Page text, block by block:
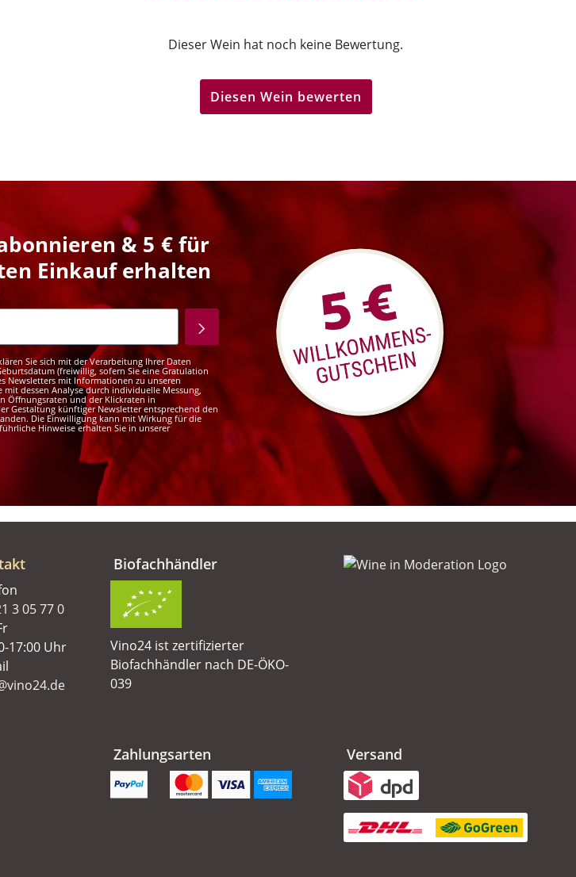
Dieser Wein hat noch keine Bewertung.
Diesen Wein bewerten
& 5 € für
Einkauf erhalten
Sie sich mit der Verarbeitung Ihrer Daten
(freiwillig, sofern Sie eine Gratulation
Newsletters mit Informationen zu unseren
dessen Analyse durch individuelle Messung,
Öffnungsraten und der Klickraten in
Gestaltung künftiger Newsletter entsprechend den
Die Einwilligung kann mit Wirkung für die
Hinweise erhalten Sie in unserer
3 05 77 0
17:00 Uhr
Biofachhändler
Vino24 ist zertifizierter
Biofachhändler nach DE-ÖKO-
039
Zahlungsarten Versand